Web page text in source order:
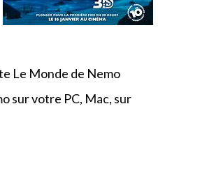
Le Monde de Nemo
sur votre PC, Mac, sur